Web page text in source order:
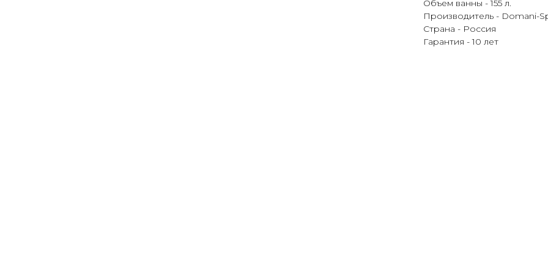
Объем ванны - 155 л.
Производитель - Domani-
Страна - Россия
Гарантия - 10 лет